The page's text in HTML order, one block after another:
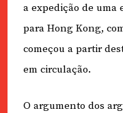
a expedição de uma
para Hong Kong,
começou a partir
em circulação.
O argumento dos